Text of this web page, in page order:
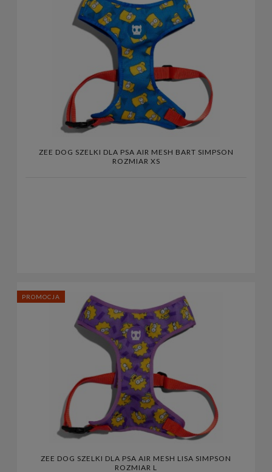
ZEE DOG SZELKI DLA PSA AIR MESH BART SIMPSON
ROZMIAR XS
ZEE DOG SZELKI DLA PSA AIR MESH LISA SIMPSON
ROZMIAR L
PROMOCJA